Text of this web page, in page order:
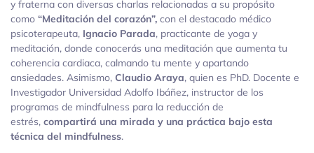
y fraterna con diversas charlas relacionadas a su propósito
como “Meditación del corazón”, con el destacado médico
psicoterapeuta, Ignacio Parada, practicante de yoga y
meditación, donde conocerás una meditación que aumenta tu
coherencia cardiaca, calmando tu mente y apartando
ansiedades. Asimismo, Claudio Araya, quien es PhD. Docente e
Investigador Universidad Adolfo Ibáñez, instructor de los
programas de mindfulness para la reducción de
estrés, compartirá una mirada y una práctica bajo esta
técnica del mindfulness.